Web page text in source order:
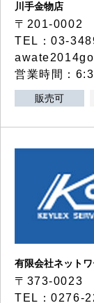
川手金物店
〒201-0002
TEL：03-
営業時間：
販売可
有限会社ネットワ
〒373-0023
TEL：0276-